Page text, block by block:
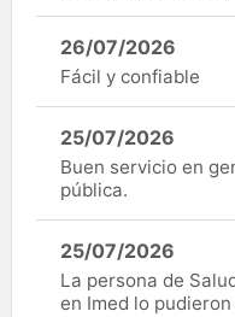
26/07/2026
Fácil y confiable
25/07/2026
Buen servicio en
pública.
25/07/2026
La persona de
en Imed lo